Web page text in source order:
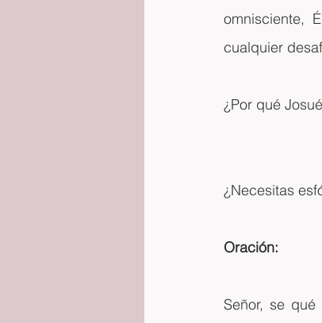
omnisciente,
cualquier
¿Por qué
¿Necesitas
Oración:
Señor, se